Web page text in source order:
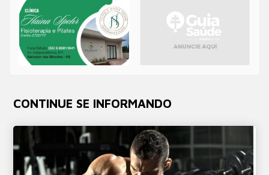
CONTINUE SE INFORMANDO